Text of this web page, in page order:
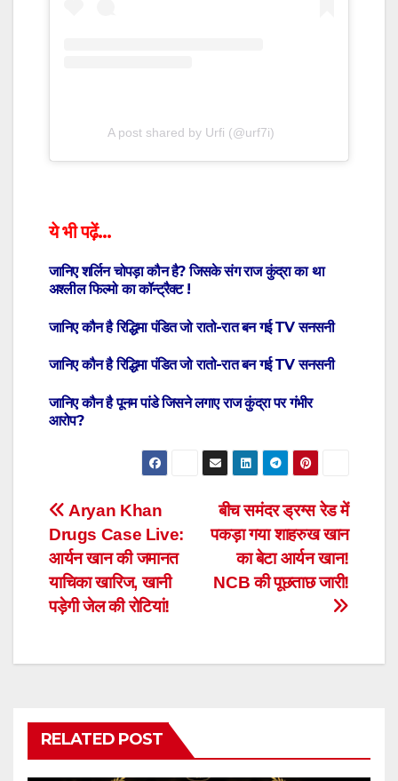
A post shared by Urfi (@urf7i)
ये भी पढ़ें…
जानिए शर्लिन चोपड़ा कौन है? जिसके संग राज कुंद्रा का था
अश्लील फिल्मो का कॉन्ट्रैक्ट !
जानिए कौन है रिद्धिमा पंडित जो रातो-रात बन गई TV सनसनी
जानिए कौन है रिद्धिमा पंडित जो रातो-रात बन गई TV सनसनी
जानिए कौन है पूनम पांडे जिसने लगाए राज कुंद्रा पर गंभीर
आरोप?
Post
navigation
बीच समंदर ड्रग्स रेड में
पकड़ा गया शाहरुख खान
का बेटा आर्यन खान!
NCB की पूछताछ जारी!
Aryan Khan
Drugs Case Live:
आर्यन खान की जमानत
याचिका खारिज, खानी
पड़ेगी जेल की रोटियां!
RELATED POST